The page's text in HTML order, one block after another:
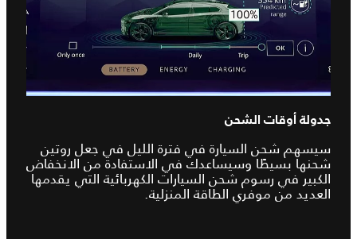
جدولة أوقات الشحن
سيسهم شحن السيارة في فترة الليل في جعل روتين
شحنها بسيطًا وسيساعدك في الاستفادة من الانخفاض
الكبير في رسوم شحن السيارات الكهربائية التي يقدمها
العديد من موفري الطاقة المنزلية.